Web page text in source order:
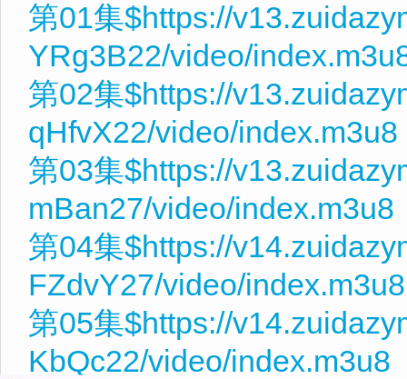
第01集$https://
YRg3B22/video/
第02集$https://
qHfvX22/video/index.m3u8
第03集$https://
mBan27/video/index.m3u8
第04集$https://
FZdvY27/video/index.m3u8
第05集$https://
KbQc22/video/index.m3u8